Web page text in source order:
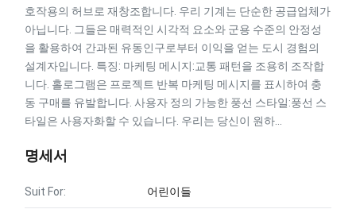
호작용의 허브로 재창조합니다. 우리 기계는 단순한 공급업체가
아닙니다. 그들은 매력적인 시각적 요소와 군용 수준의 안정성
을 활용하여 간과된 유동인구로부터 이익을 얻는 도시 경험의
설계자입니다. 특징: 마케팅 메시지:교통 패턴을 조용히 조작합
니다. 홀로그램은 프로젝트 반복 마케팅 메시지를 표시하여 충
동 구매를 유발합니다. 사용자 정의 가능한 풍선 스타일:풍선 스
타일은 사용자화할 수 있습니다. 우리는 당신이 원하...
명세서
Suit For: 어린이들